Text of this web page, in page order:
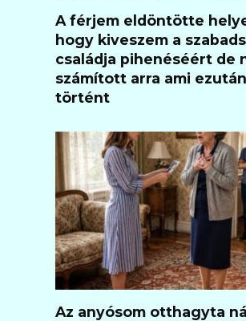
A férjem eldöntötte
hogy kiveszem a
családja pihenéséért de
számított arra ami ezután
történt
Az anyósom otthagyta